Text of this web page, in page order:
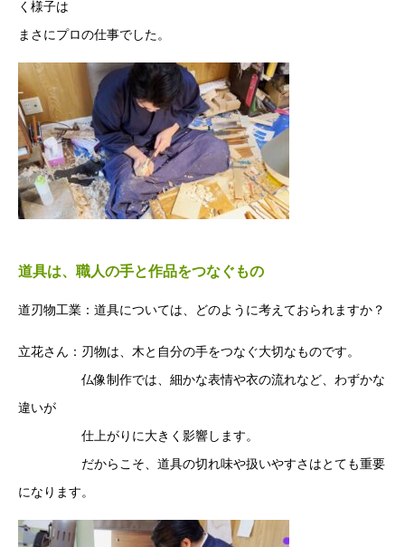
く様⼦は
まさにプロの仕事でした。
道具は、職⼈の⼿と作品をつなぐもの
道刃物⼯業：道具については、どのように考えておられますか？
⽴花さん：刃物は、⽊と⾃分の⼿をつなぐ⼤切なものです。
仏像制作では、細かな表情や⾐の流れなど、わずかな
違いが
仕上がりに⼤きく影響します。
だからこそ、道具の切れ味や扱いやすさはとても重要
になります。